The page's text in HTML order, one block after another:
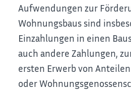
Aufwendungen zur
Wohnungsbaus sind
Einzahlungen in einen
auch andere Zahlungen,
ersten Erwerb von
oder